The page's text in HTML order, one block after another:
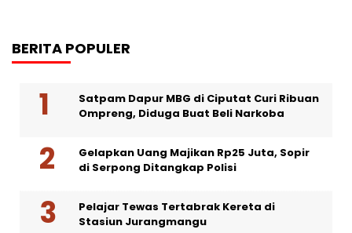
BERITA POPULER
Satpam Dapur MBG di Ciputat Curi Ribuan
Ompreng, Diduga Buat Beli Narkoba
Gelapkan Uang Majikan Rp25 Juta, Sopir
di Serpong Ditangkap Polisi
Pelajar Tewas Tertabrak Kereta di
Stasiun Jurangmangu